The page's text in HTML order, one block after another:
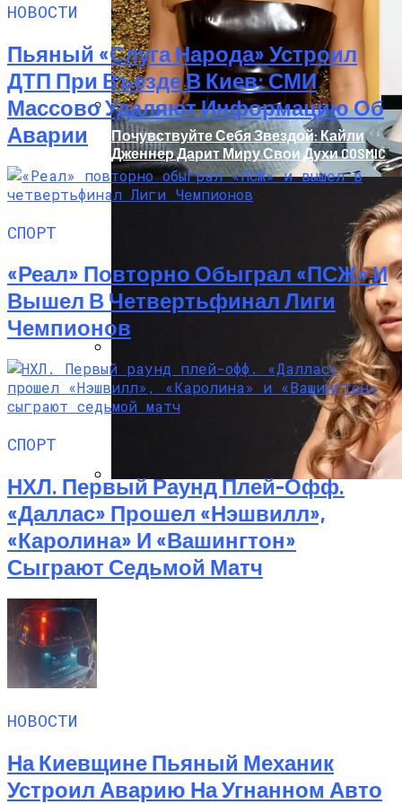
Наркоторговле, Нашли Пистолет
Януковича
В Николаеве Во Время Задержания
Умер 29-Летний Мужчина
Почувствуйте Себя Звездой: Кайли
Дженнер Дарит Миру Свои Духи COSMIC
Алёна Шоптенко Показала
Танцевальный Мастер-Класс На Пляже
В Турции
НОВОСТИ
Пьяный «слуга Народа» Устроил
ДТП При Въезде В Киев: СМИ
Массово Удаляют Информацию Об
Аварии
СПОРТ
«Реал» Повторно Обыграл «ПСЖ» И
Вышел В Четвертьфинал Лиги
Чемпионов
СПОРТ
НХЛ. Первый Раунд Плей-Офф.
«Даллас» Прошел «Нэшвилл»,
«Каролина» И «Вашингтон»
Сыграют Седьмой Матч
НОВОСТИ
На Киевщине Пьяный Механик
Устроил Аварию На Угнанном Авто